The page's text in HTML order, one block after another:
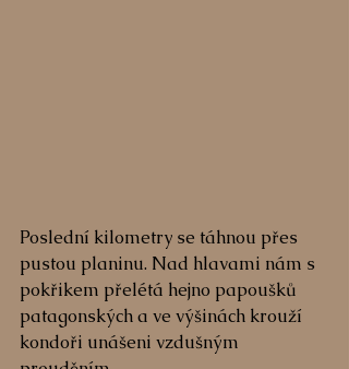
Poslední kilometry se táhnou přes
pustou planinu. Nad hlavami nám s
pokřikem přelétá hejno papoušků
patagonských a ve výšinách krouží
kondoři unášeni vzdušným